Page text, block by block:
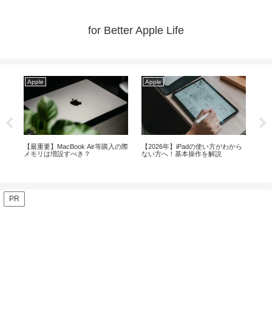
for Better Apple Life
Apple
MacやiPad等の購入はいつがベス
ト！？【2026年8月】
Apple
【2026年夏】iPadとiPad mini！ビ
ギナーに最適なのは！？
PR